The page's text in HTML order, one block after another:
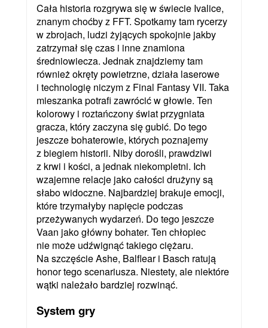
Cała historia rozgrywa się w świecie Ivalice,
znanym choćby z FFT. Spotkamy tam rycerzy
w zbrojach, ludzi żyjących spokojnie jakby
zatrzymał się czas i inne znamiona
średniowiecza. Jednak znajdziemy tam
również okręty powietrzne, działa laserowe
i technologię niczym z Final Fantasy VII. Taka
mieszanka potrafi zawrócić w głowie. Ten
kolorowy i roztańczony świat przygniata
gracza, który zaczyna się gubić. Do tego
jeszcze bohaterowie, których poznajemy
z biegiem historii. Niby dorośli, prawdziwi
z krwi i kości, a jednak niekompletni. Ich
wzajemne relacje jako całości drużyny są
słabo widoczne. Najbardziej brakuje emocji,
które trzymałyby napięcie podczas
przeżywanych wydarzeń. Do tego jeszcze
Vaan jako główny bohater. Ten chłopiec
nie może udźwignąć takiego ciężaru.
Na szczęście Ashe, Balflear i Basch ratują
honor tego scenariusza. Niestety, ale niektóre
wątki należało bardziej rozwinąć.
System gry